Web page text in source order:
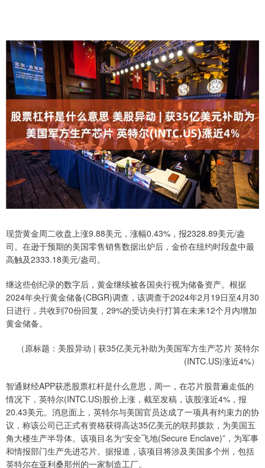
现货黄金周二收盘上涨9.88美元，涨幅0.43%，报2328.89美元/盎
司。在逊于预期的美国零售销售数据出炉后，金价在纽约时段盘中最
高触及2333.18美元/盎司。
继这些创纪录的数字后，黄金继续被各国央行视为储备资产。根据
2024年央行黄金储备(CBGR)调查，该调查于2024年2月19日至4月30
日进行，共收到70份回复，29%的受访央行打算在未来12个月内增加
黄金储备。
（原标题：美股异动 | 获35亿美元补助为美国军方生产芯片 英特尔
(INTC.US)涨近4%）
智通财经APP获悉股票杠杆是什么意思，周一，在芯片股普遍走低的
情况下，英特尔(INTC.US)股价上涨，截至发稿，该股涨近4%，报
20.43美元。消息面上，英特尔与美国官员达成了一项具有约束力的协
议，称该公司已正式有资格获得高达35亿美元的联邦拨款，为美国五
角大楼生产半导体。该项目名为“安全飞地(Secure Enclave)”，为军事
和情报部门生产先进芯片。据报道，该项目将涉及美国多个州，包括
英特尔在亚利桑那州的一家制造工厂。